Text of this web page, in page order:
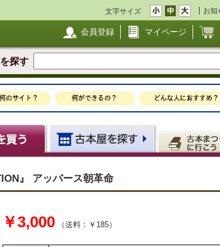
文字サイズ お知
会員登録 マイページ
探す
』 アッバース朝革命
￥3,000 （送料：￥185）